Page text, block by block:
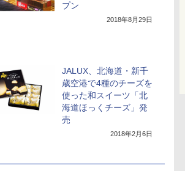
プン
2018年8月29日
JALUX、北海道・新千
歳空港で4種のチーズを
使った和スイーツ「北
海道ほっくチーズ」発
売
2018年2月6日